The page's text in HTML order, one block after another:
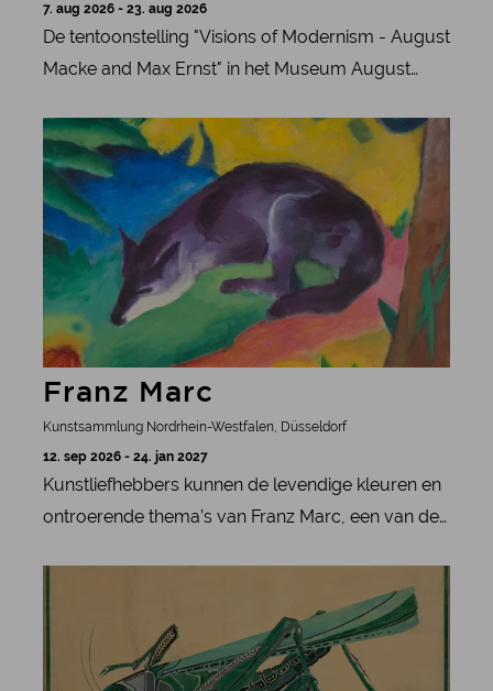
7. aug 2026 - 23. aug 2026
De tentoonstelling "Visions of Modernism - August
Macke and Max Ernst" in het Museum August
en zijn band met August Macke.
Franz Marc
Kunstsammlung Nordrhein-Westfalen, Düsseldorf
12. sep 2026 - 24. jan 2027
Kunstliefhebbers kunnen de levendige kleuren en
ontroerende thema’s van Franz Marc, een van de
meer informatie